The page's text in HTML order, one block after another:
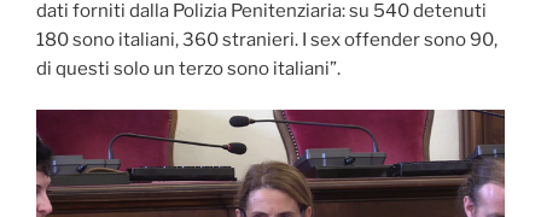
dati forniti dalla Polizia Penitenziaria: su 540 detenuti
180 sono italiani, 360 stranieri. I sex offender sono 90,
di questi solo un terzo sono italiani”.